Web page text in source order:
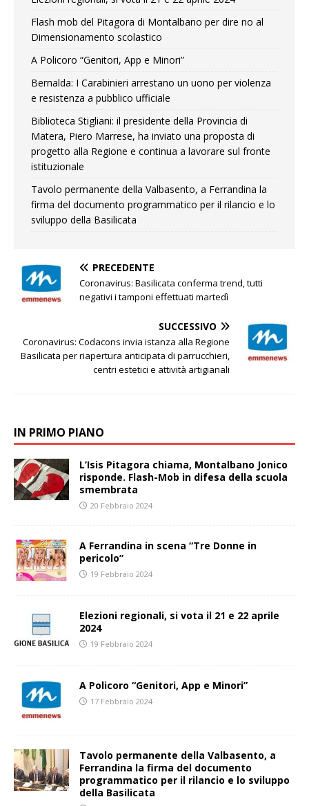
Flash mob del Pitagora di Montalbano per dire no al
Dimensionamento scolastico
A Policoro “Genitori, App e Minori”
Bernalda: I Carabinieri arrestano un uono per violenza
e resistenza a pubblico ufficiale
Biblioteca Stigliani: il presidente della Provincia di
Matera, Piero Marrese, ha inviato una proposta di
progetto alla Regione e continua a lavorare sul fronte
istituzionale
Tavolo permanente della Valbasento, a Ferrandina la
firma del documento programmatico per il rilancio e lo
sviluppo della Basilicata
PRECEDENTE
Coronavirus: Basilicata conferma trend, tutti
negativi i tamponi effettuati martedì
SUCCESSIVO
Coronavirus: Codacons invia istanza alla Regione
Basilicata per riapertura anticipata di parrucchieri,
centri estetici e attività artigianali
IN PRIMO PIANO
L’Isis Pitagora chiama, Montalbano Jonico
risponde. Flash-Mob in difesa della scuola
smembrata
20 Febbraio 2024
A Ferrandina in scena “Tre Donne in
pericolo”
19 Febbraio 2024
Elezioni regionali, si vota il 21 e 22 aprile
2024
19 Febbraio 2024
A Policoro “Genitori, App e Minori”
17 Febbraio 2024
Tavolo permanente della Valbasento, a
Ferrandina la firma del documento
programmatico per il rilancio e lo sviluppo
della Basilicata